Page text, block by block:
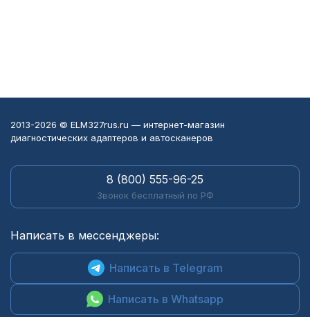
2013-2026 © ELM327rus.ru — интернет-магазин
диагностических адаптеров и автосканеров
8 (800) 555-96-25
Звонок бесплатный по РФ
Написать в мессенджеры:
Написать в Telegram
Написать в Whatsapp